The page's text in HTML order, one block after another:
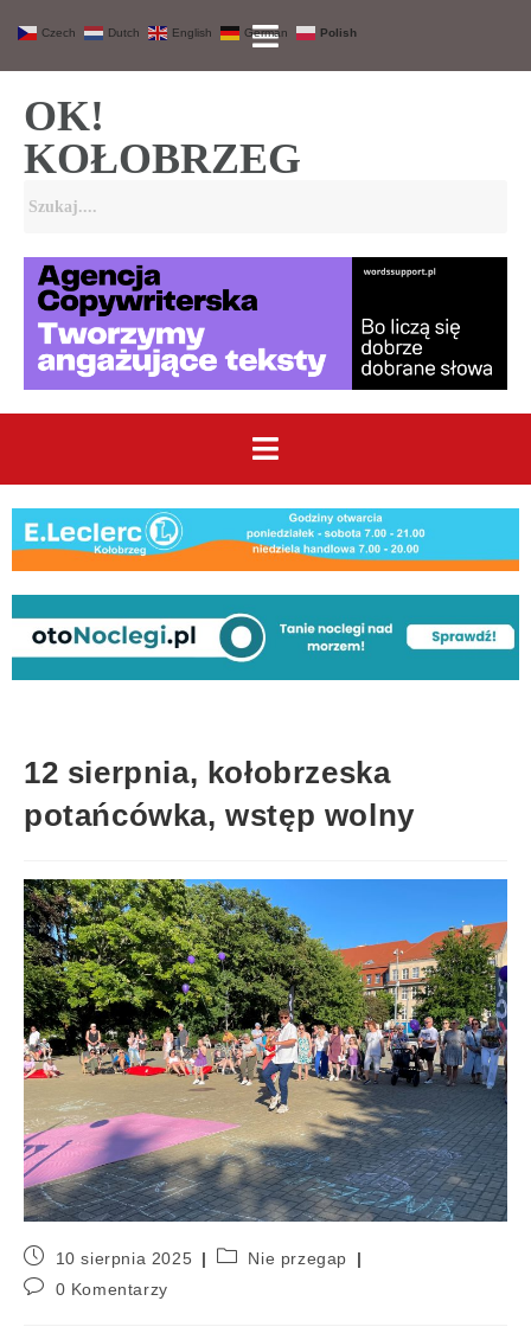
OK!
KOŁOBRZEG
12 sierpnia, kołobrzeska
potańcówka, wstęp wolny
10 sierpnia 2025
Nie przegap
0 Komentarzy
Czech Dutch English German Polish